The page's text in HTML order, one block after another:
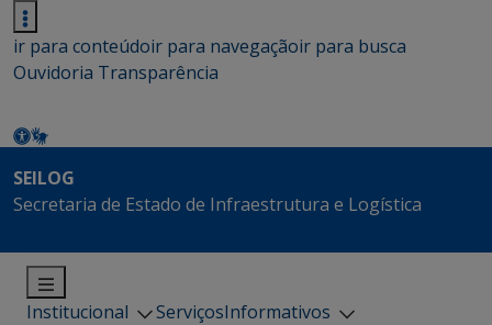
ir para conteúdoir para navegaçãoir para busca
Ouvidoria Transparência
SEILOG
Secretaria de Estado de Infraestrutura e Logística
Institucional ServiçosInformativos